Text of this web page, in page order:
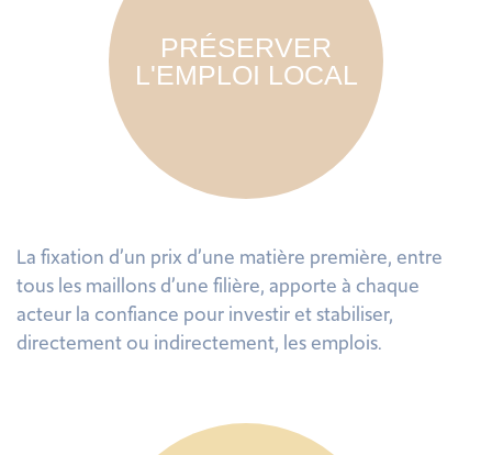
PRÉSERVER
L'EMPLOI LOCAL
La fixation d’un prix d’une matière première, entre
tous les maillons d’une filière, apporte à chaque
acteur la confiance pour investir et stabiliser,
directement ou indirectement, les emplois.